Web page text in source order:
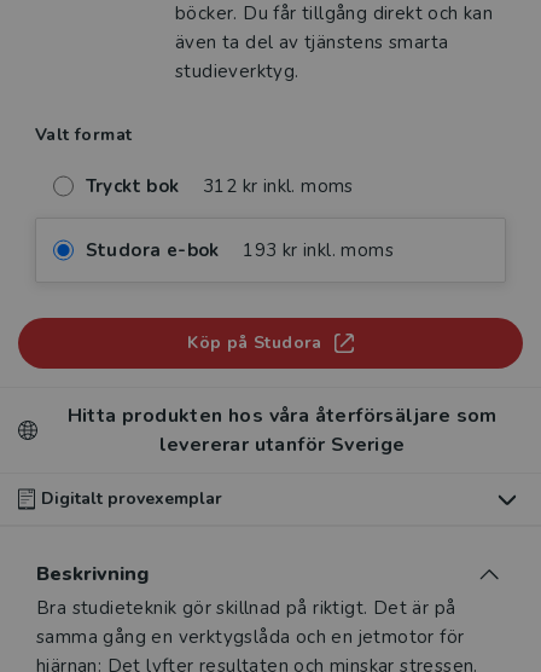
böcker. Du får tillgång direkt och kan
även ta del av tjänstens smarta
studieverktyg.
Valt format
Tryckt bok 312 kr inkl. moms
Studora e-bok 193 kr inkl. moms
Köp på Studora
Hitta produkten hos våra återförsäljare som
levererar utanför Sverige
Digitalt provexemplar
digitalt provexemplar av den här produkten
Våra digitala provexemplar tillhandahålls via Studora.se
och ger dig tillgång till boken under 180 dagar. Observera
Beskrivning
Beskrivning
Bra studieteknik gör skillnad på riktigt. Det är på
samma gång en verktygslåda och en jetmotor för
hjärnan: Det lyfter resultaten och minskar stressen.